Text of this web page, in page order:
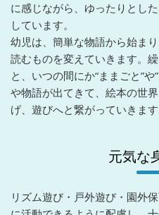
に感じながら、ゆったりとし
しています。
幼児は、簡単な物語から始ま
読むものを変えていきます。
と、いつの間にか“ままごと”
や物語が出てきて、絵本の世
げ、遊びへと繋がっていきます
元気な
リズム遊び・戸外遊び・園外